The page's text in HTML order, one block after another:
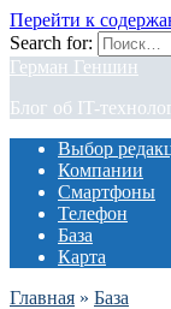
Перейти к
Search for:
Герман Геншин
Блог об IT-
Выбор
Компании
Смартфоны
Телефон
База
Карта
Главная » База